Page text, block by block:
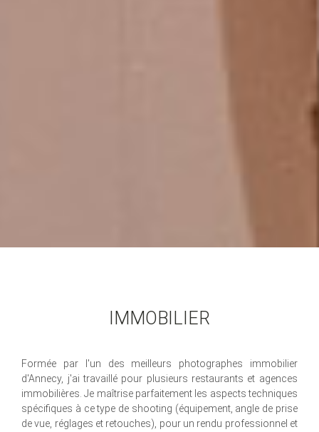
IMMOBILIER
Formée par l'un des meilleurs photographes immobilier
d'Annecy, j'ai travaillé pour plusieurs restaurants et agences
immobilières. Je maîtrise parfaitement les aspects techniques
spécifiques à ce type de shooting (équipement, angle de prise
de vue, réglages et retouches), pour un rendu professionnel et